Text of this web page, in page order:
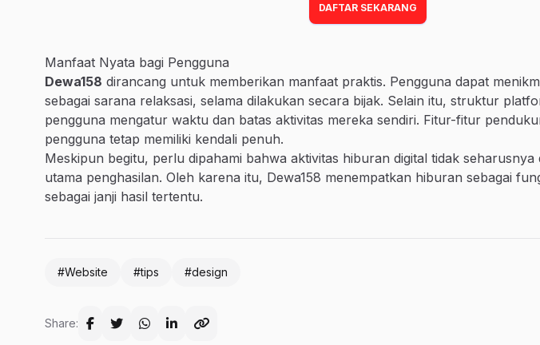
DAFTAR SEKARANG
Manfaat Nyata bagi Pengguna
Dewa158 dirancang untuk memberikan manfaat praktis. Pengguna dapat
sebagai sarana relaksasi, selama dilakukan secara bijak. Selain itu, struktur
pengguna mengatur waktu dan batas aktivitas mereka sendiri. Fitur-fitur
pengguna tetap memiliki kendali penuh.
Meskipun begitu, perlu dipahami bahwa aktivitas hiburan digital tidak seharusnya
utama penghasilan. Oleh karena itu, Dewa158 menempatkan hiburan sebagai
sebagai janji hasil tertentu.
#Website #tips #design
Share: